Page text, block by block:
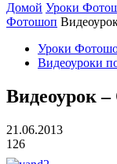
Домой Уроки
Фотошоп
Уроки
Видеоуроки
Видеоурок
21.06.2013
126